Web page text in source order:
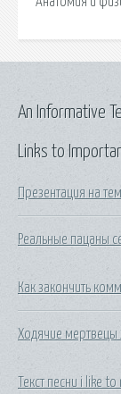
Links to
Презентация на
Реальные пацаны
Как закончить
Ходячие мертвецы
Текст песни i like
An Informative